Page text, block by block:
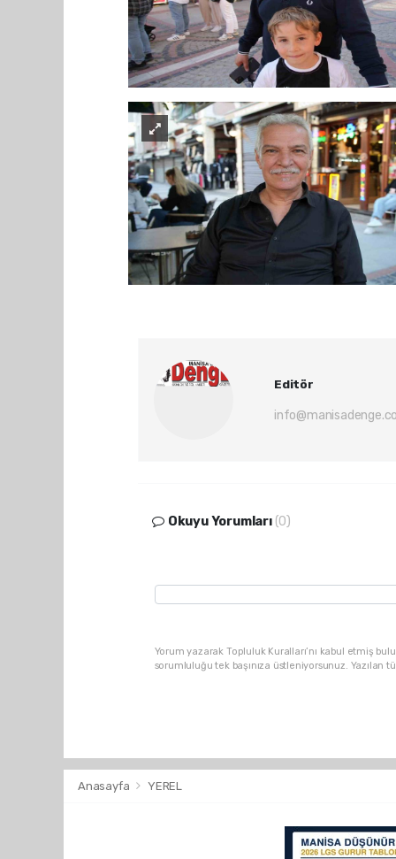
Editör
Okuyu Yorumları (0)
Yorum yazarak Topluluk Kuralları’nı kabul etmiş
sorumluluğu tek başınıza üstleniyorsunuz.
Anasayfa YEREL